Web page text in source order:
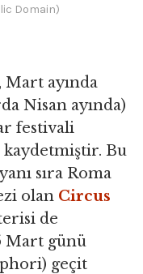
Domain)
ayında
Nisan ayında)
festivali
kaydetmiştir. Bu
sıra Roma
olan Circus
de
Mart günü
geçit